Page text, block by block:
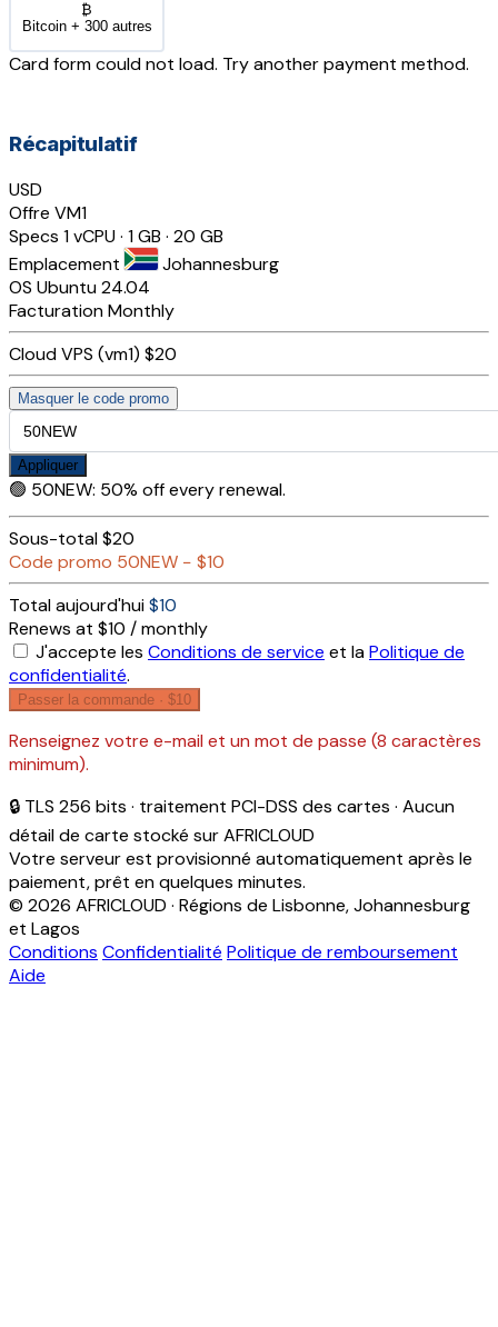
₿
Bitcoin + 300 autres
Card form could not load. Try another payment method.
Récapitulatif
USD
Offre VM1
Specs 1 vCPU · 1 GB · 20 GB
Emplacement
Johannesburg
OS Ubuntu 24.04
FacturationMonthly
Cloud VPS (vm1) $20
Masquer le code promo
Appliquer
🟢 50NEW: 50% off every renewal.
Sous-total$20
Code promo 50NEW − $10
Total aujourd'hui$10
Renews at $10 / monthly
J'accepte les Conditions de service et laPolitique de
confidentialité.
Passer la commande · $10
Renseignez votre e-mail et un mot de passe (8 caractères
minimum).
🔒 TLS 256 bits · traitement PCI-DSS des cartes · Aucun
détail de carte stocké sur AFRICLOUD
Votre serveur est provisionné automatiquement après le
paiement, prêt en quelques minutes.
© 2026 AFRICLOUD · Régions de Lisbonne, Johannesburg
et Lagos
Conditions Confidentialité Politique de remboursement
Aide